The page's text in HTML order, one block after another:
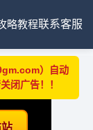
略教程联系客服
）自动
闭广告！！